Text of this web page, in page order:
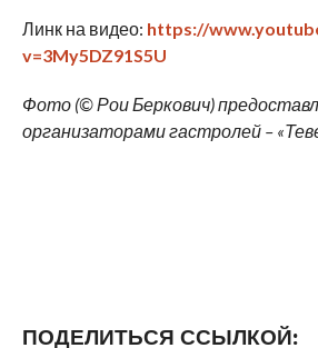
Линк на видео: https://
v=3My5DZ91S5U
Фото (© Рои Беркович)
организаторами гастролей –
ПОДЕЛИТЬСЯ ССЫЛКОЙ: